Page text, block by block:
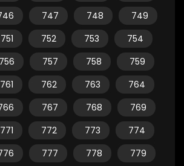
747 748
749
751 752 753
754
756 757 758
759
761 762 763
764
767 768
769
771 772 773
774
777 778
779